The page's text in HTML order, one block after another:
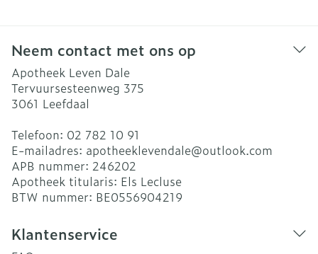
Neem contact met ons op
Apotheek Leven Dale
Tervuursesteenweg 375
3061 Leefdaal
Telefoon: 02 782 10 91
E-mailadres: apotheeklevendale@outlook.com
APB nummer: 246202
Apotheek titularis: Els Lecluse
BTW nummer: BE0556904219
Klantenservice